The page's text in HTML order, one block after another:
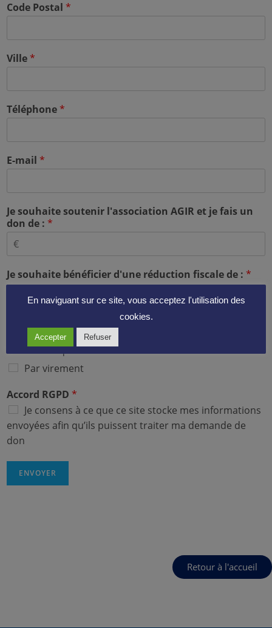
Code Postal *
Ville *
Téléphone *
E-mail *
Je souhaite soutenir l'association AGIR et je fais un
don de : *
Je souhaite bénéficier d'une réduction fiscale de : *
75% sur mon impôt sur la fortune immobilière
Mode de paiement*
Par chèque à l'ordre de AGIR
Par virement
Accord RGPD *
Je consens à ce que ce site stocke mes informations
envoyées afin qu’ils puissent traiter ma demande de
don
ENVOYER
Retour à l'accueil
En naviguant sur ce site, vous acceptez l'utilisation des
cookies.
Accepter Refuser